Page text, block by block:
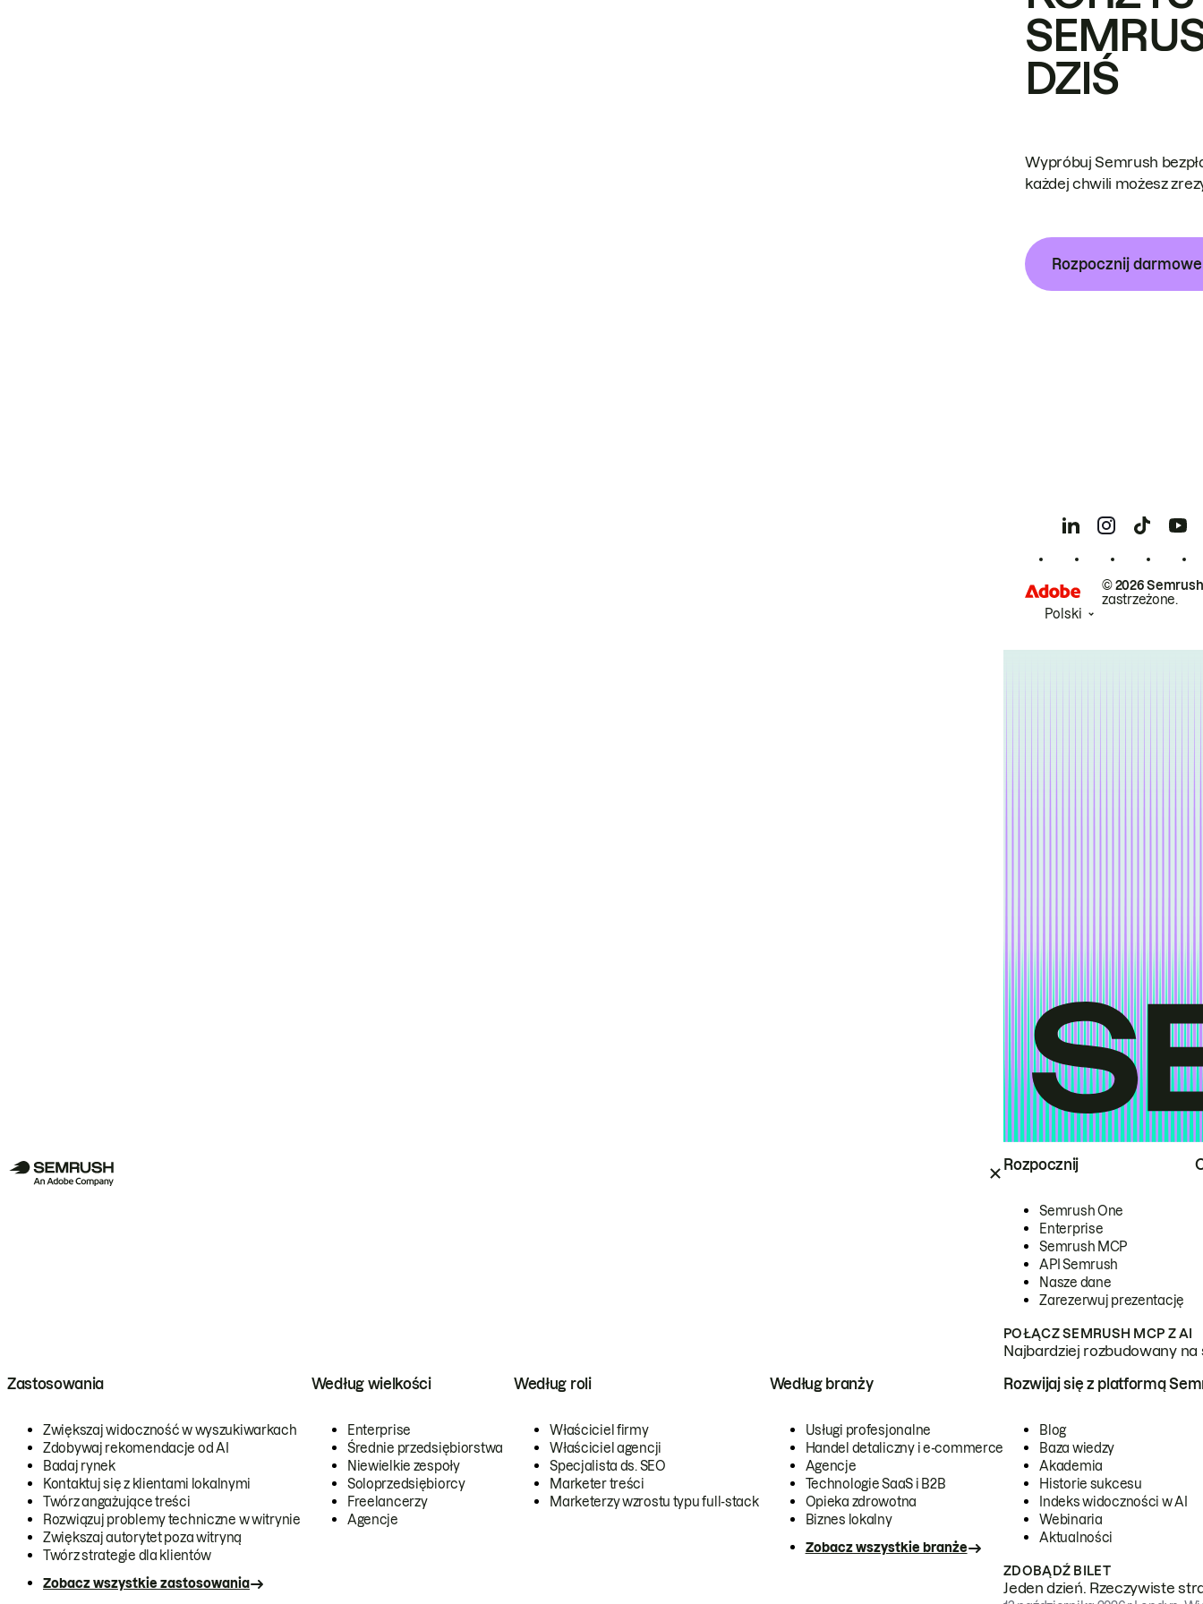
Rozpocznij
Semrush One
Enterprise
Semrush MCP
API Semrush
Nasze dane
Zarezerwuj prezentację
POŁĄCZ SEMRUSH MCP Z AI
Najbardziej rozbudowany
Zastosowania
Zwiększaj widoczność w wyszukiwarkach
Zdobywaj rekomendacje od AI
Badaj rynek
Kontaktuj się z klientami lokalnymi
Twórz angażujące treści
Rozwiązuj problemy techniczne w witrynie
Zwiększaj autorytet poza witryną
Twórz strategie dla klientów
Zobacz wszystkie zastosowania
Według wielkości
Enterprise
Średnie przedsiębiorstwa
Niewielkie zespoły
Soloprzedsiębiorcy
Freelancerzy
Agencje
Według roli
Właściciel firmy
Właściciel agencji
Specjalista ds. SEO
Marketer treści
Marketerzy wzrostu typu full-stack
Według branży
Usługi profesjonalne
Handel detaliczny i e-commerce
Agencje
Technologie SaaS i B2B
Opieka zdrowotna
Biznes lokalny
Zobacz wszystkie branże
Rozwijaj się z platformą
Blog
Baza wiedzy
Akademia
Historie sukcesu
Indeks widoczności w AI
Webinaria
Aktualności
ZDOBĄDŹ BILET
Jeden dzień. Rzeczywiste
DZIŚ
Wypróbuj Semrush
każdej chwili możesz
Rozpocznij
© 2026
zastrzeżone.
Polski